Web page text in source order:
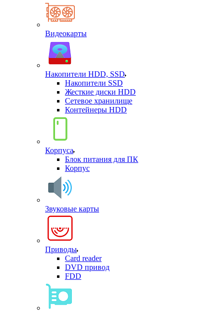
Видеокарты
Накопители HDD, SSD
Накопители SSD
Жесткие диски HDD
Сетевое хранилище
Контейнеры HDD
Корпуса
Блок питания для ПК
Корпус
Звуковые карты
Приводы
Card reader
DVD привод
FDD